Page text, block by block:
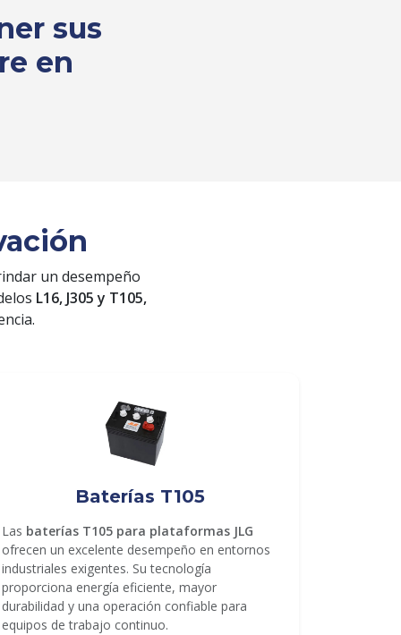
sus
en
un desempeño
L16, J305 y T105,
Baterías T105
Las baterías T105 para plataformas JLG
ofrecen un excelente desempeño en entornos
industriales exigentes. Su tecnología
proporciona energía eficiente, mayor
durabilidad y una operación confiable para
equipos de trabajo continuo.